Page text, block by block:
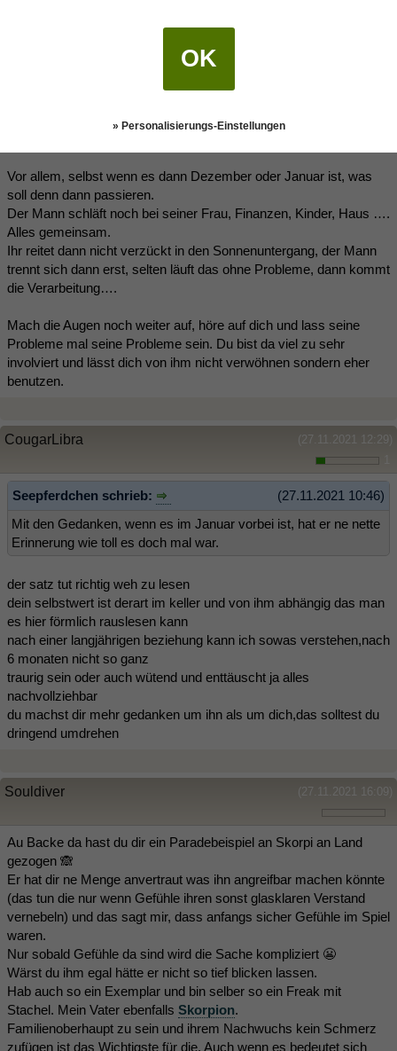
Vor allem, selbst wenn es dann Dezember oder Januar ist, was
soll denn dann passieren.
Der Mann schläft noch bei seiner Frau, Finanzen, Kinder, Haus ….
Alles gemeinsam.
Ihr reitet dann nicht verzückt in den Sonnenuntergang, der Mann
trennt sich dann erst, selten läuft das ohne Probleme, dann kommt
die Verarbeitung….
Mach die Augen noch weiter auf, höre auf dich und lass seine
Probleme mal seine Probleme sein. Du bist da viel zu sehr
involviert und lässt dich von ihm nicht verwöhnen sondern eher
benutzen.
(27.11.2021 12:29)
CougarLibra
(27.11.2021 10:46)
Seepferdchen schrieb:
Mit den Gedanken, wenn es im Januar vorbei ist, hat er ne nette
Erinnerung wie toll es doch mal war.
der satz tut richtig weh zu lesen
dein selbstwert ist derart im keller und von ihm abhängig das man
es hier förmlich rauslesen kann
nach einer langjährigen beziehung kann ich sowas verstehen,nach
6 monaten nicht so ganz
traurig sein oder auch wütend und enttäuscht ja alles
nachvollziehbar
du machst dir mehr gedanken um ihn als um dich,das solltest du
dringend umdrehen
(27.11.2021 16:09)
Souldiver
Au Backe da hast du dir ein Paradebeispiel an Skorpi an Land
gezogen 🙈
Er hat dir ne Menge anvertraut was ihn angreifbar machen könnte
(das tun die nur wenn Gefühle ihren sonst glasklaren Verstand
vernebeln) und das sagt mir, dass anfangs sicher Gefühle im Spiel
waren.
Nur sobald Gefühle da sind wird die Sache kompliziert 😬
Wärst du ihm egal hätte er nicht so tief blicken lassen.
Hab auch so ein Exemplar und bin selber so ein Freak mit
Stachel. Mein Vater ebenfalls Skorpion.
Familienoberhaupt zu sein und ihrem Nachwuchs kein Schmerz
zufügen ist das Wichtigste für die. Auch wenn es bedeutet sich
OK
» Personalisierungs-Einstellungen